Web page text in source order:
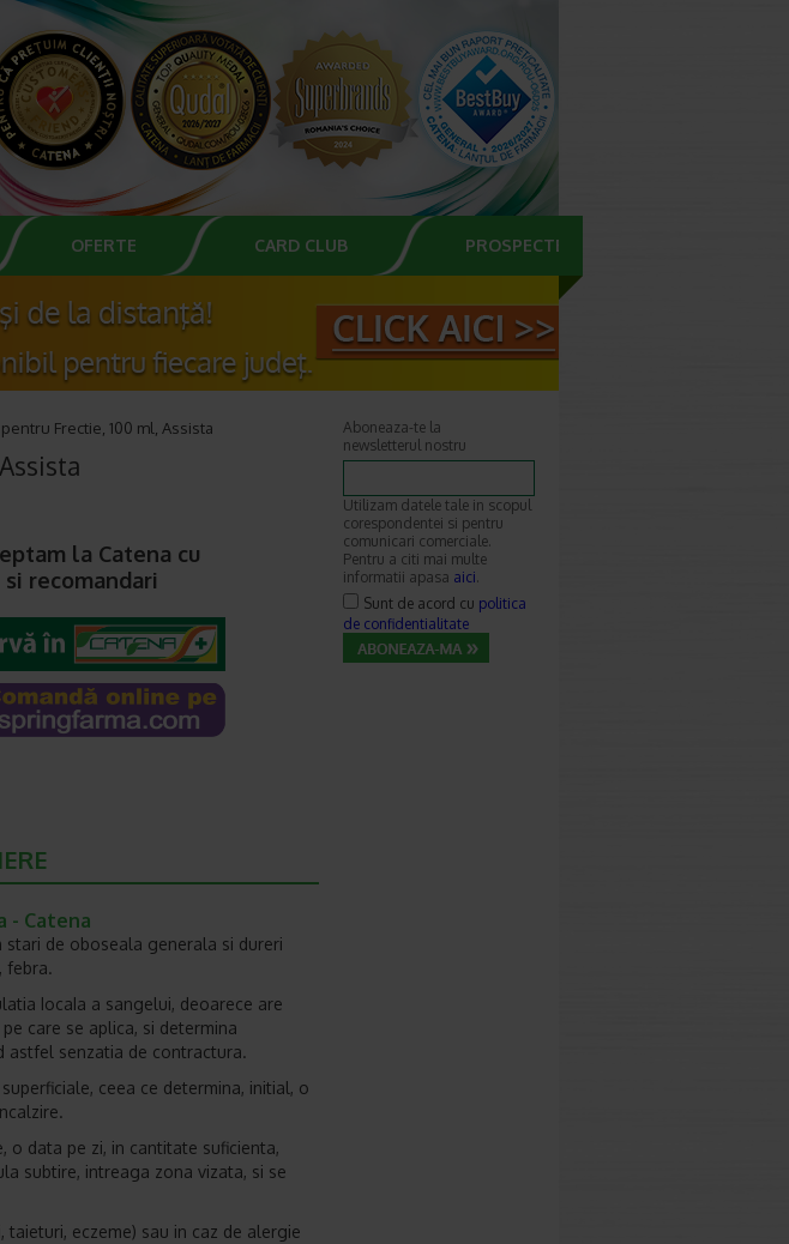
OFERTE CARD CLUB PROSPECTE
Frectie, 100 ml, Assista
la Catena cu
recomandari
- Catena
de oboseala generala si dureri
febra.
IocaIa a sangelui, deoarece are
care se aplica, si determina
astfel senzatia de contractura.
ceea ce determina, initial, o
o data pe zi, in cantitate suficienta,
subtire, intreaga zona vizata, si se
eczeme) sau in caz de alergie
Aboneaza-te la
newsletterul nostru
Utilizam datele tale in scopul
corespondentei si pentru
comunicari comerciale.
Pentru a citi mai multe
informatii apasa aici.
Sunt de acord cu politica
de confidentialitate